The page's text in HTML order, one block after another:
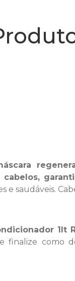
saudáveis.
1lt
como